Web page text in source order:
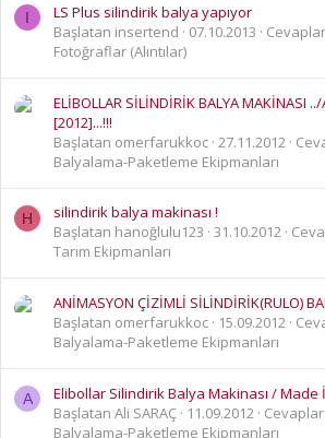
I
LS Plus silindirik balya yapıyor
Başlatan insertend
07.10.2013
Fotoğraflar (Alıntılar)
ELİBOLLAR SİLİNDİRİK BALYA MAKİNASI
[2012]...!!!
Başlatan omerfarukkoc 27.11.2012
Balyalama-Paketleme Ekipmanları
H
silindirik balya makinası !
Başlatan hanoğlulu123 31.10.2012
Tarım Ekipmanları
ANİMASYON ÇİZİMLİ SİLİNDİRİK(RULO)
Başlatan omerfarukkoc
15.09.2012
Balyalama-Paketleme Ekipmanları
A
Elibollar Silindirik Balya Makinası / Made
Başlatan Ali SARAÇ
11.09.2012
Balyalama-Paketleme Ekipmanları